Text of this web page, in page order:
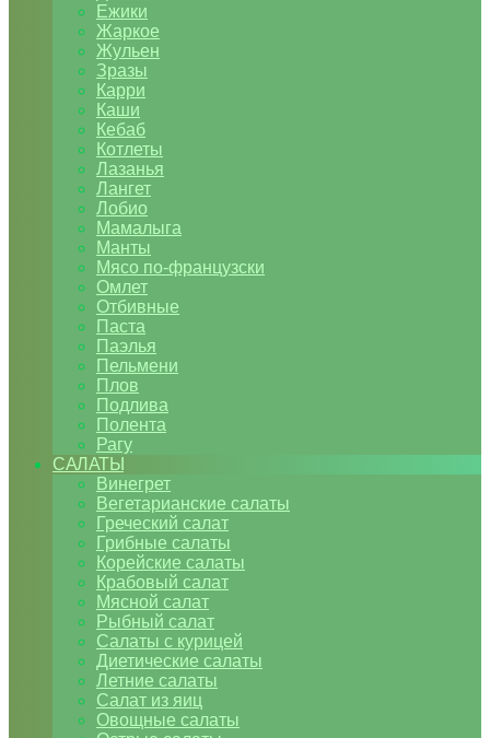
Ежики
Жаркое
Жульен
Зразы
Карри
Каши
Кебаб
Котлеты
Лазанья
Лангет
Лобио
Мамалыга
Манты
Мясо по-французски
Омлет
Отбивные
Паста
Паэлья
Пельмени
Плов
Подлива
Полента
Рагу
САЛАТЫ
Винегрет
Вегетарианские салаты
Греческий салат
Грибные салаты
Корейские салаты
Крабовый салат
Мясной салат
Рыбный салат
Салаты с курицей
Диетические салаты
Летние салаты
Салат из яиц
Овощные салаты